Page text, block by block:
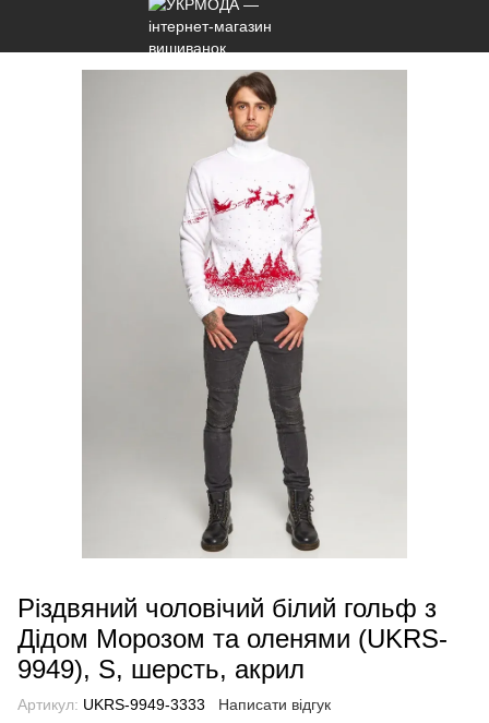
Різдвяний чоловічий білий гольф з
Дідом Морозом та оленями (UKRS-
9949), S, шерсть, акрил
Артикул: UKRS-9949-3333 Написати відгук